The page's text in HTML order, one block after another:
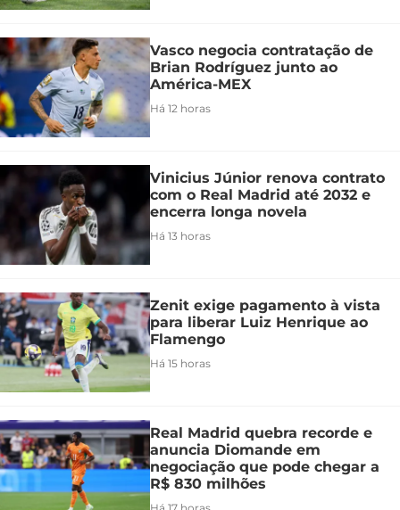
Vasco negocia contratação de
Brian Rodríguez junto ao
América-MEX
Há 12 horas
Vinicius Júnior renova contrato
com o Real Madrid até 2032 e
encerra longa novela
Há 13 horas
Zenit exige pagamento à vista
para liberar Luiz Henrique ao
Flamengo
Há 15 horas
Real Madrid quebra recorde e
anuncia Diomande em
negociação que pode chegar a
R$ 830 milhões